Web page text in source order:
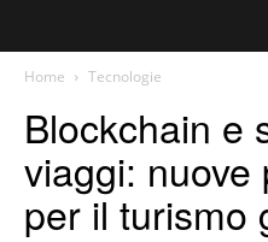
Home Tecnologie
Blockchain e
viaggi: nuove
per il turismo